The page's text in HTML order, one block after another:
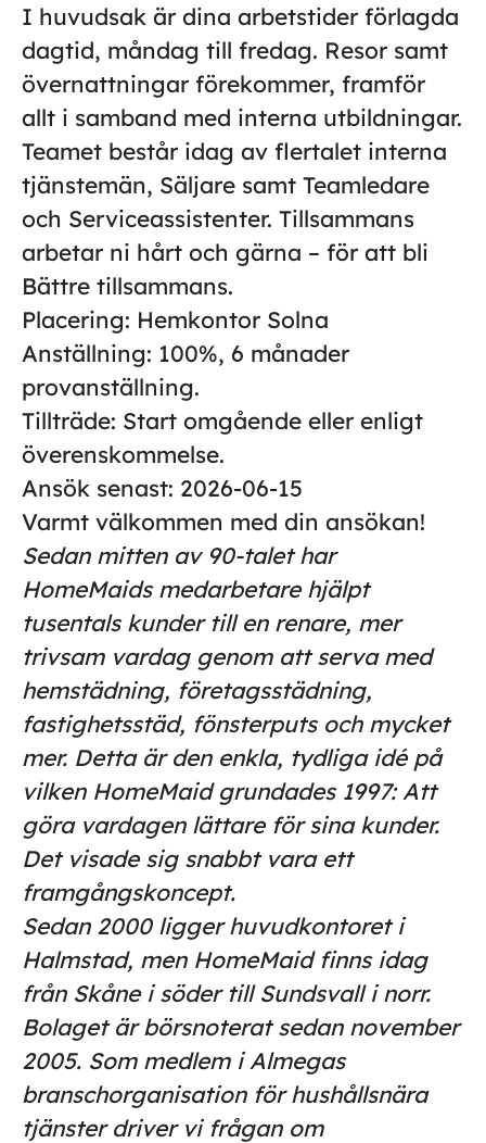
I huvudsak är dina arbetstider förlagda
dagtid, måndag till fredag. Resor samt
övernattningar förekommer, framför
allt i samband med interna utbildningar.
Teamet består idag av flertalet interna
tjänstemän, Säljare samt Teamledare
och Serviceassistenter. Tillsammans
arbetar ni hårt och gärna – för att bli
Bättre tillsammans.
Placering: Hemkontor Solna
Anställning: 100%, 6 månader
provanställning.
Tillträde: Start omgående eller enligt
överenskommelse.
Ansök senast: 2026-06-15
Varmt välkommen med din ansökan!
Sedan mitten av 90-talet har
HomeMaids medarbetare hjälpt
tusentals kunder till en renare, mer
trivsam vardag genom att serva med
hemstädning, företagsstädning,
fastighetsstäd, fönsterputs och mycket
mer. Detta är den enkla, tydliga idé på
vilken HomeMaid grundades 1997: Att
göra vardagen lättare för sina kunder.
Det visade sig snabbt vara ett
framgångskoncept.
Sedan 2000 ligger huvudkontoret i
Halmstad, men HomeMaid finns idag
från Skåne i söder till Sundsvall i norr.
Bolaget är börsnoterat sedan november
2005. Som medlem i Almegas
branschorganisation för hushållsnära
tjänster driver vi frågan om